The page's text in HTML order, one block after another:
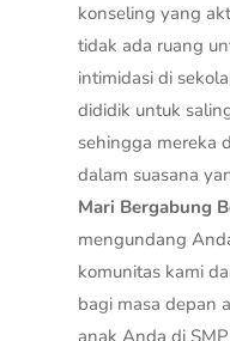
konseling yang
tidak ada ruang
intimidasi di
dididik untuk
sehingga mereka
dalam suasana
Mari Bergabung
mengundang
komunitas kami
bagi masa depan